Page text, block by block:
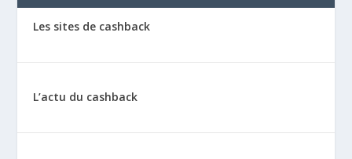
Les sites de cashback
L’actu du cashback